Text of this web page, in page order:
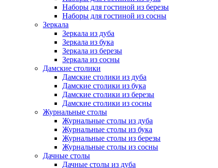
Наборы для гостиной из березы
Наборы для гостиной из сосны
Зеркала
Зеркала из дуба
Зеркала из бука
Зеркала из березы
Зеркала из сосны
Дамские столики
Дамские столики из дуба
Дамские столики из бука
Дамские столики из березы
Дамские столики из сосны
Журнальные столы
Журнальные столы из дуба
Журнальные столы из бука
Журнальные столы из березы
Журнальные столы из сосны
Дачные столы
Дачные столы из дуба